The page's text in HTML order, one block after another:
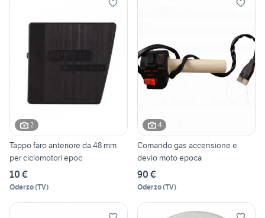
2
Tappo faro anteriore da 48 mm
per ciclomotori epoc
10 €
Oderzo(TV)
4
Comando gas accensione e
devio moto epoca
90 €
Oderzo(TV)